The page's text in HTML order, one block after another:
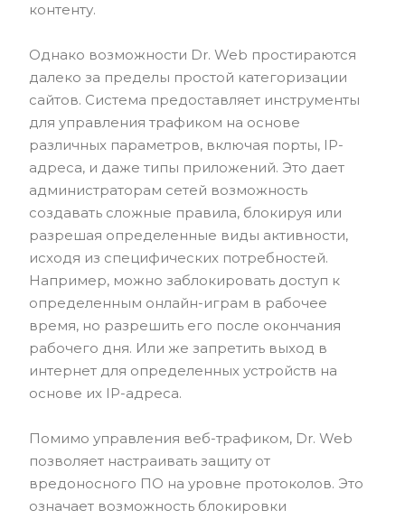
контенту.
Однако возможности Dr. Web простираются
далеко за пределы простой категоризации
сайтов. Система предоставляет инструменты
для управления трафиком на основе
различных параметров, включая порты, IP-
адреса, и даже типы приложений. Это дает
администраторам сетей возможность
создавать сложные правила, блокируя или
разрешая определенные виды активности,
исходя из специфических потребностей.
Например, можно заблокировать доступ к
определенным онлайн-играм в рабочее
время, но разрешить его после окончания
рабочего дня. Или же запретить выход в
интернет для определенных устройств на
основе их IP-адреса.
Помимо управления веб-трафиком, Dr. Web
позволяет настраивать защиту от
вредоносного ПО на уровне протоколов. Это
означает возможность блокировки